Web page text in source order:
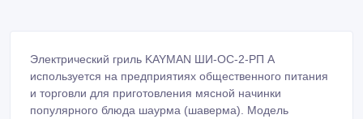
Электрический гриль KAYMAN ШИ-ОС-2-РП А
используется на предприятиях общественного питания
и торговли для приготовления мясной начинки
популярного блюда шаурма (шаверма). Модель